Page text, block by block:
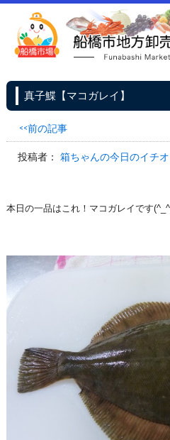
真子鰈【マコガレイ】
<<前の記事
投稿者：箱ちゃんの今日のイチオ
本日の一品はこれ！マコガレイです